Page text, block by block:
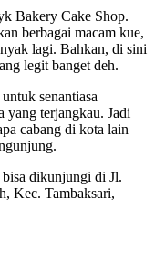
Bakery Cake Shop.
berbagai macam kue,
lagi. Bahkan, di sini
legit banget deh.
senantiasa
yang terjangkau. Jadi
cabang di kota lain
dikunjungi di Jl.
Kec. Tambaksari,